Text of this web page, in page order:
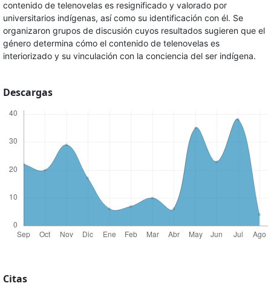
contenido de telenovelas es resignificado y valorado por
universitarios indígenas, así como su identificación con él. Se
organizaron grupos de discusión cuyos resultados sugieren que el
género determina cómo el contenido de telenovelas es
interiorizado y su vinculación con la conciencia del ser indígena.
Descargas
Citas